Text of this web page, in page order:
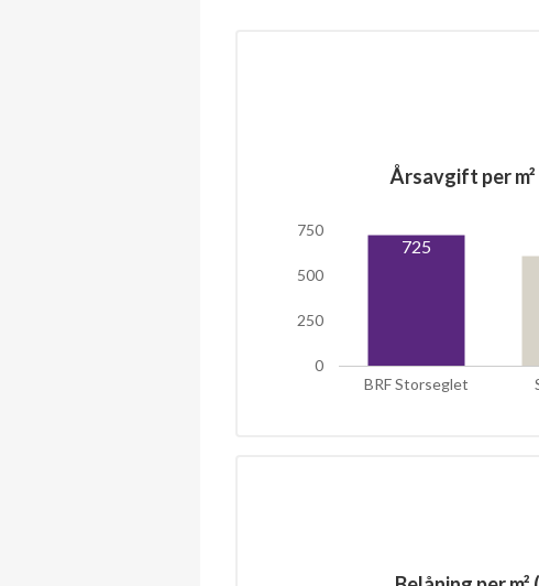
Årsavgift per
BRF Storseglet
0
250
500
750
725